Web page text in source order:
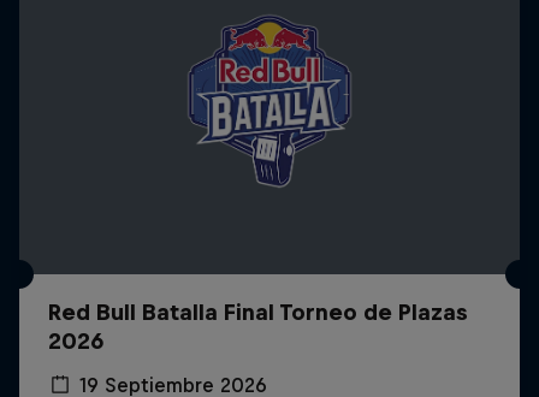
Red Bull Batalla Final Torneo de Plazas
2026
19 Septiembre 2026